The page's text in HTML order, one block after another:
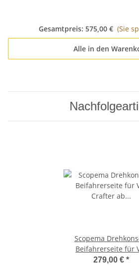
Gesamtpreis: 575,00 € (Sie
Alle in den
Scopema
Beifahrerseite für
Crafter ab 2017 / MAN
279,00 € *